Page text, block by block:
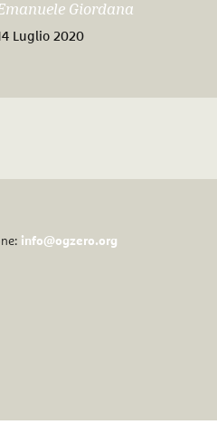
Giordana
Luglio 2020
info@ogzero.org